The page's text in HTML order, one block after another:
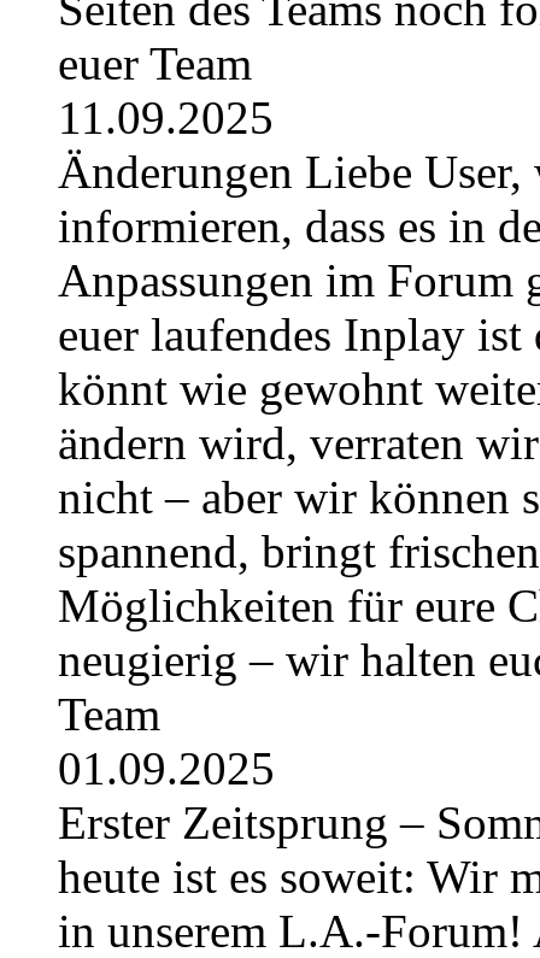
euer Team
11.09.2025
Änderungen Liebe
informieren, dass es in
Anpassungen im Forum
euer laufendes Inplay
könnt wie gewohnt
ändern wird, verraten
nicht – aber wir können
spannend, bringt
Möglichkeiten für eure
neugierig – wir halten
Team
01.09.2025
Erster Zeitsprung –
heute ist es soweit: Wir
in unserem L.A.-